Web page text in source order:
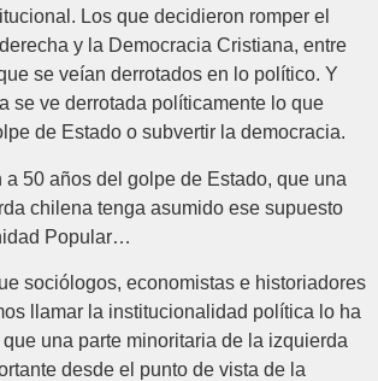
Los que decidieron romper el
y la Democracia Cristiana, entre
se veían derrotados en lo político. Y
se ve derrotada políticamente lo que
de Estado o subvertir la democracia.
a 50 años del golpe de Estado, que una
chilena tenga asumido ese supuesto
Popular…
sociólogos, economistas e historiadores
llamar la institucionalidad política lo ha
una parte minoritaria de la izquierda
desde el punto de vista de la